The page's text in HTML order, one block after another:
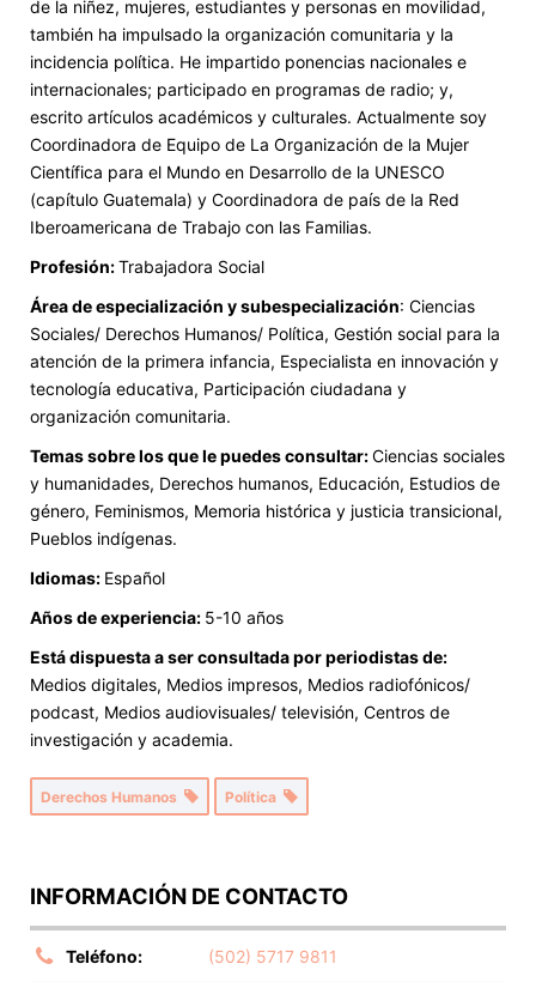
de la niñez, mujeres, estudiantes y personas en movilidad,
también ha impulsado la organización comunitaria y la
incidencia política. He impartido ponencias nacionales e
internacionales; participado en programas de radio; y,
escrito artículos académicos y culturales. Actualmente soy
Coordinadora de Equipo de La Organización de la Mujer
Científica para el Mundo en Desarrollo de la UNESCO
(capítulo Guatemala) y Coordinadora de país de la Red
Iberoamericana de Trabajo con las Familias.
Profesión:Trabajadora Social
Área de especialización y subespecialización: Ciencias
Sociales/ Derechos Humanos/ Política, Gestión social para la
atención de la primera infancia, Especialista en innovación y
tecnología educativa, Participación ciudadana y
organización comunitaria.
Temas sobre los que le puedes consultar:Ciencias sociales
y humanidades, Derechos humanos, Educación, Estudios de
género, Feminismos, Memoria histórica y justicia transicional,
Pueblos indígenas.
Idiomas: Español
Años de experiencia: 5-10 años
Está dispuesta a ser consultada por periodistas de:
Medios digitales, Medios impresos, Medios radiofónicos/
podcast, Medios audiovisuales/ televisión, Centros de
investigación y academia.
Derechos Humanos Política
INFORMACIÓN DE CONTACTO
Teléfono: (502) 5717 9811